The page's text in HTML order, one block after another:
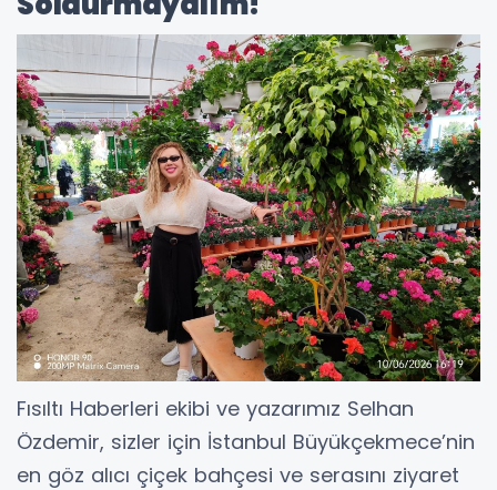
Fısıltı Haberleri ekibi ve yazarımız Selhan
Özdemir, sizler için İstanbul Büyükçekmece’nin
en göz alıcı çiçek bahçesi ve serasını ziyaret